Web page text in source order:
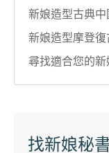
新娘造型古典中
新娘造型摩登復
尋找適合您的新
找新娘秘